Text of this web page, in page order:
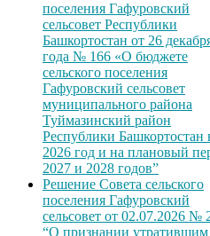
поселения Гафуровский
сельсовет Республики
Башкортостан от 26
года № 166 «О бюджете
сельского поселения
Гафуровский сельсовет
муниципального района
Туймазинский район
Республики Башкортостан
2026 год и на плановый
2027 и 2028 годов”
Решение Совета сельского
поселения Гафуровский
сельсовет от 02.07.2026 №
“О признании утратившим